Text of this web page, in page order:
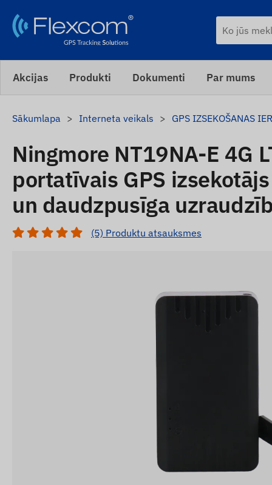
Akcijas Produkti Dokumenti Par mums
Sākumlapa Interneta veikals GPS IZSEKOŠANAS
Ningmore NT19NA-E 4G
portatīvais GPS
un daudzpusīga
(5) Produktu atsauksmes